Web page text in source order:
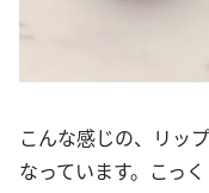
こんな感じの、リッ
なっています。こっ